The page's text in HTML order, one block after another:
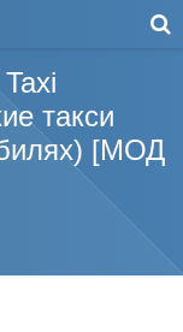
такси
[МОД